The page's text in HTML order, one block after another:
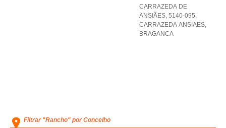
CARRAZEDA DE
ANSIÃES, 5140-095,
CARRAZEDA ANSIAES,
BRAGANCA
Filtrar "Rancho" por Concelho